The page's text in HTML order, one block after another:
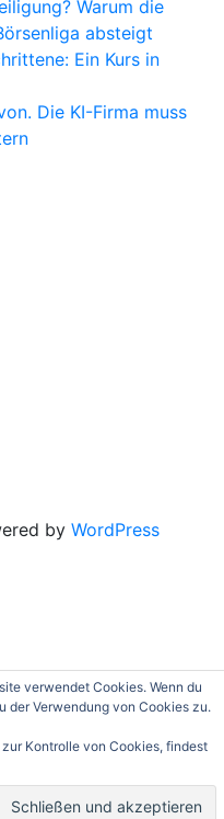
Warum die
absteigt
Ein Kurs in
Die KI-Firma muss
by WordPress
verwendet Cookies. Wenn du
der Verwendung von Cookies zu.
Kontrolle von Cookies, findest